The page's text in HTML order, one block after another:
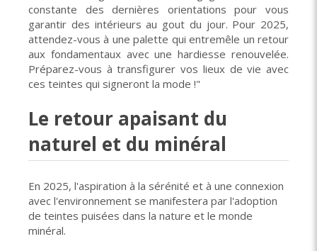
constante des dernières orientations pour vous
garantir des intérieurs au gout du jour. Pour 2025,
attendez-vous à une palette qui entremêle un retour
aux fondamentaux avec une hardiesse renouvelée.
Préparez-vous à transfigurer vos lieux de vie avec
ces teintes qui signeront la mode !"
Le retour apaisant du
naturel et du minéral
En 2025, l'aspiration à la sérénité et à une connexion
avec l'environnement se manifestera par l'adoption
de teintes puisées dans la nature et le monde
minéral.